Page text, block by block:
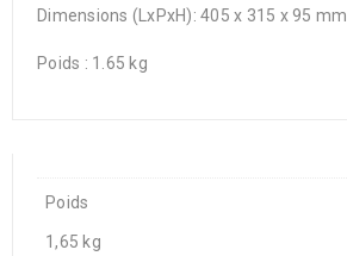
Dimensions (LxPxH): 405 x 315 x 95 mm
Poids : 1.65 kg
Poids
1,65 kg